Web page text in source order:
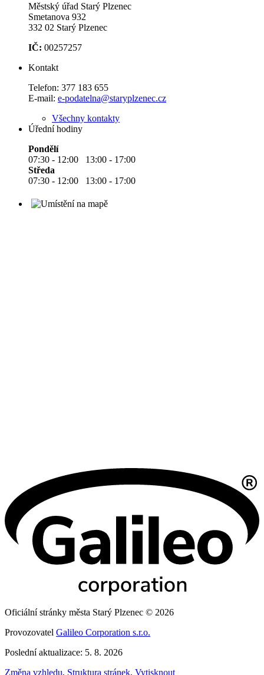
Městský úřad Starý Plzenec
Smetanova 932
332 02 Starý Plzenec
IČ: 00257257
Kontakt
Telefon: 377 183 655
E-mail: e-podatelna@staryplzenec.cz
Všechny kontakty
Úřední hodiny
Pondělí
07:30 - 12:00 13:00 - 17:00
Středa
07:30 - 12:00 13:00 - 17:00
Oficiální stránky města Starý Plzenec © 2026
Provozovatel Galileo Corporation s.r.o.
Poslední aktualizace: 5. 8. 2026
Změna vzhledu, Struktura stránek, Vytisknout